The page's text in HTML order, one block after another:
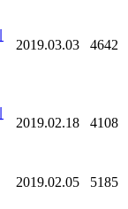
2019.03.03 4642
2019.02.18 4108
2019.02.05 5185